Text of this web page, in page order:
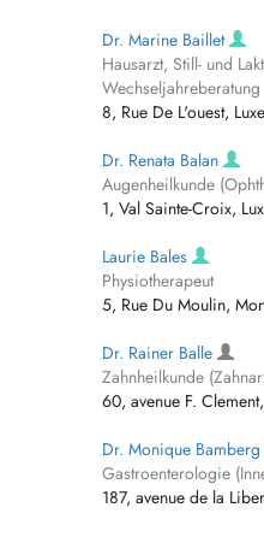
Dr. Marine Baillet
Hausarzt, Still- und
Wechseljahreberatung
8, Rue De L'ouest,
Dr. Renata Balan
Augenheilkunde
1, Val Sainte-Croix,
Laurie Bales
Physiotherapeut
5, Rue Du Moulin,
Dr. Rainer Balle
Zahnheilkunde
60, avenue F.
Dr. Monique Bamberg
Gastroenterologie
187, avenue de la